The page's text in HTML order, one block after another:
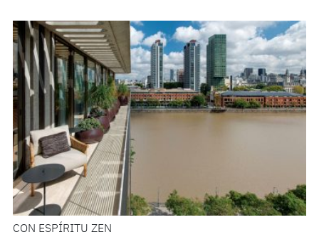
CON ESPÍRITU ZEN